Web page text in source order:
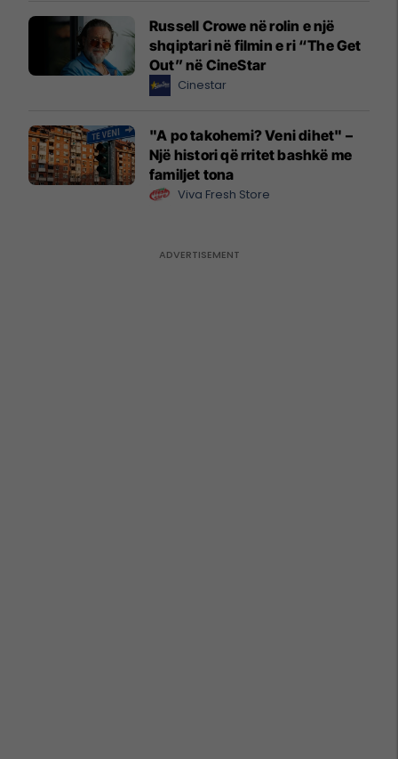
Russell Crowe në rolin e një
shqiptari në filmin e ri “The Get
Out” në CineStar
Cinestar
"A po takohemi? Veni dihet" –
Një histori që rritet bashkë me
familjet tona
Viva Fresh Store